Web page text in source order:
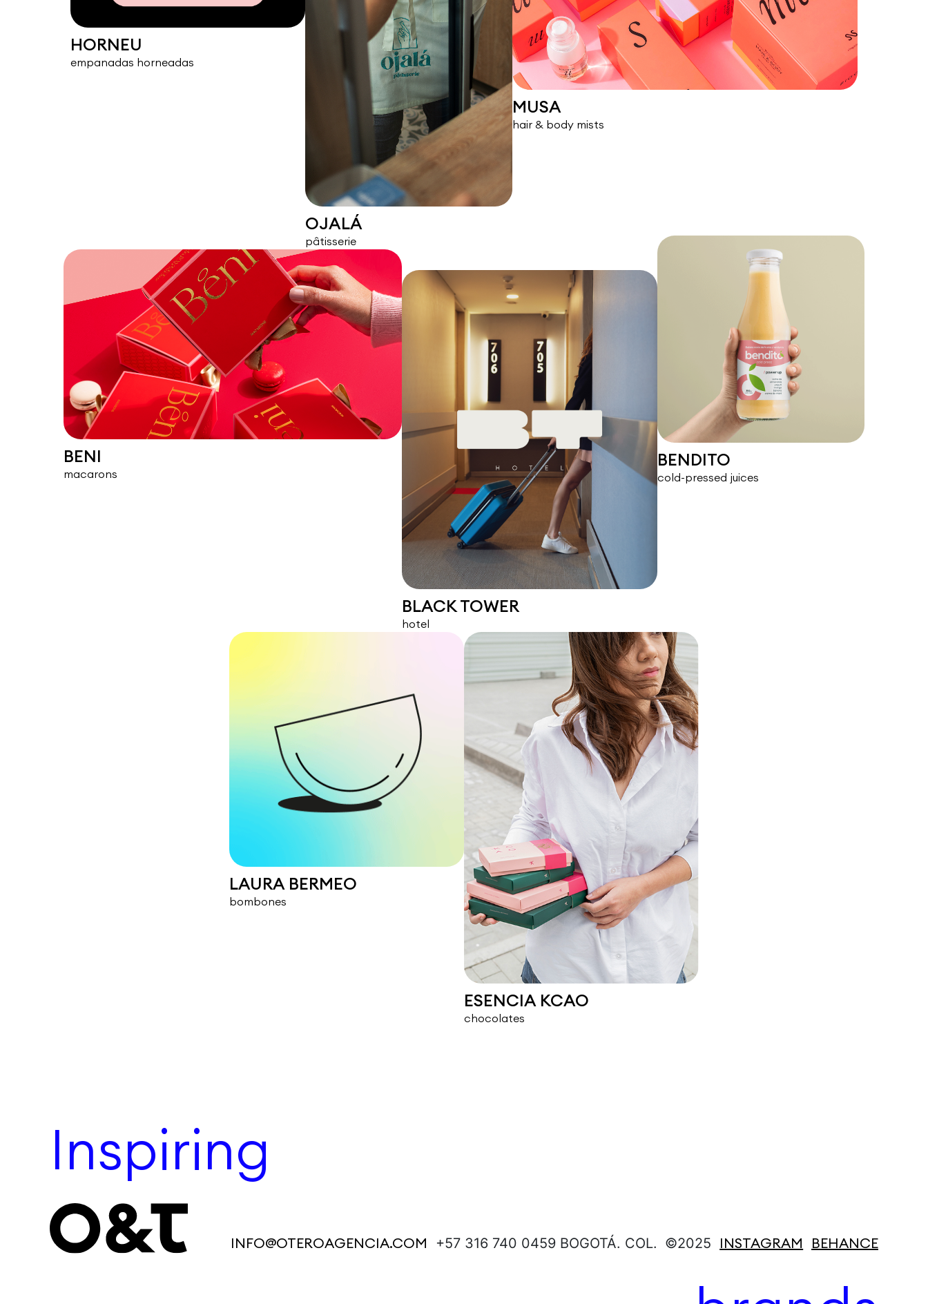
HORNEU
empanadas horneadas
OJALÁ
pâtisserie
MUSA
hair & body mists
BENI
macarons
BLACK TOWER
hotel
BENDITO
cold-pressed juices
LAURA BERMEO
bombones
ESENCIA KCAO
chocolates
Inspiring
INFO@OTEROAGENCIA.COM +57 316 740 0459 BOGOTÁ. COL. ©2025 INSTAGRAM BEHANCE